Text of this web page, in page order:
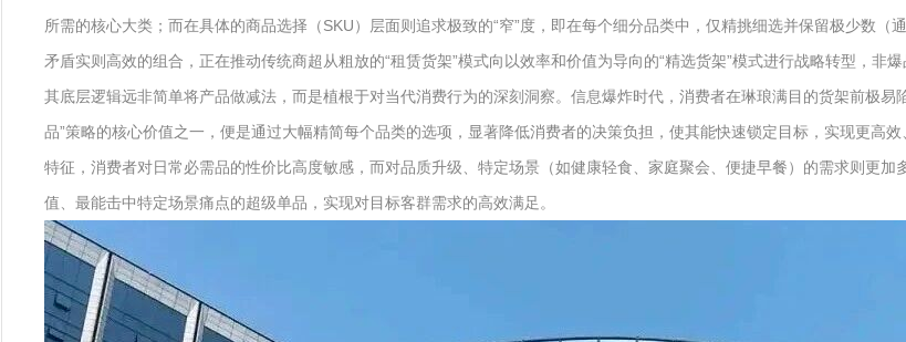
所需的核心大类；而在具体的商品选择（SKU）层面则追求极致的“窄”度，即在每个细分品类中，仅精挑细选并保留极少数
矛盾实则高效的组合，正在推动传统商超从粗放的“租赁货架”模式向以效率和价值为导向的“精选货架”模式进行战略转型，非
其底层逻辑远非简单将产品做减法，而是植根于对当代消费行为的深刻洞察。信息爆炸时代，消费者在琳琅满目的货架前极
品”策略的核心价值之一，便是通过大幅精简每个品类的选项，显著降低消费者的决策负担，使其能快速锁定目标，实现更高
特征，消费者对日常必需品的性价比高度敏感，而对品质升级、特定场景（如健康轻食、家庭聚会、便捷早餐）的需求则更
值、最能击中特定场景痛点的超级单品，实现对目标客群需求的高效满足。